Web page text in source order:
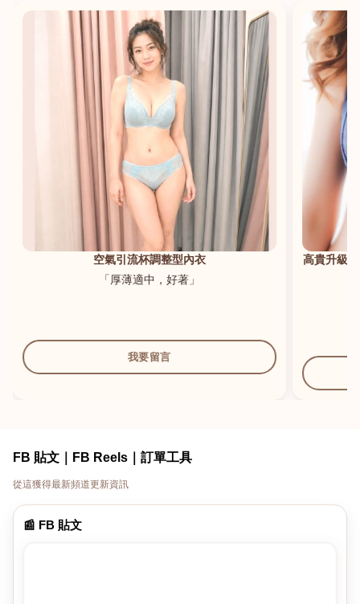
空氣引流杯調整型內衣
「厚薄適中，好著」
我要留言
高貴升級
FB 貼文｜FB Reels｜訂單工具
從這獲得最新頻道更新資訊
📰 FB 貼文
港澳中文
English